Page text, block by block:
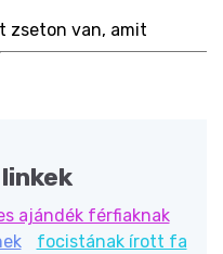
zseton van, amit
húztok ki a zsákból,
a hangulatot.
amikre a
ajándék férfiaknak
focistának írott fa